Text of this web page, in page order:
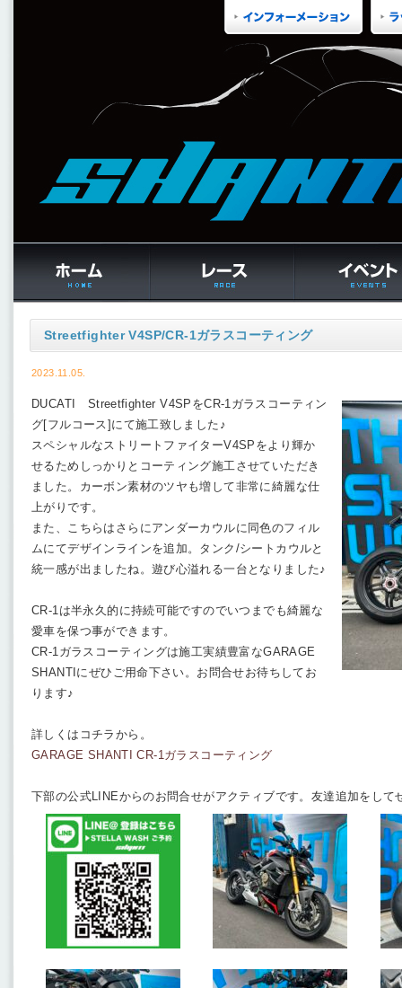
Streetfighter V4SP/CR-1ガラスコーティング
2023.11.05.
DUCATI Streetfighter V4SPをCR-1ガラスコーティン
グ[フルコース]にて施工致しました♪
スペシャルなストリートファイターV4SPをより輝か
せるためしっかりとコーティング施工させていただき
ました。カーボン素材のツヤも増して非常に綺麗な仕
上がりです。
また、こちらはさらにアンダーカウルに同色のフィル
ムにてデザインラインを追加。タンク/シートカウルと
統一感が出ましたね。遊び心溢れる一台となりました♪
CR-1は半永久的に持続可能ですのでいつまでも綺麗な
愛車を保つ事ができます。
CR-1ガラスコーティングは施工実績豊富なGARAGE
SHANTIにぜひご用命下さい。お問合せお待ちしてお
ります♪
詳しくはコチラから。
GARAGE SHANTI CR-1ガラスコーティング
下部の公式LINEからのお問合せがアクティブです。友達追加をして